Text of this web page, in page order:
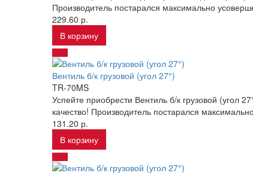
Производитель постарался максимально
229.60 р.
В корзину
Вентиль б/к грузовой (угол 27°)
TR-70MS
Успейте приобрести Вентиль б/к грузовой (угол
качество! Производитель постарался
131.20 р.
В корзину